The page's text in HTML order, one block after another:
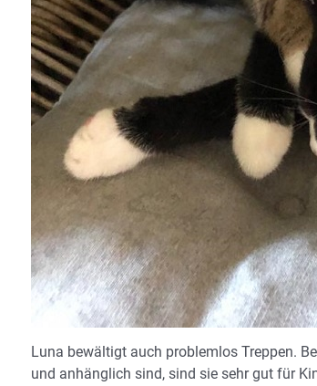
Luna bewältigt auch problemlos Treppen.
und anhänglich sind, sind sie sehr gut für